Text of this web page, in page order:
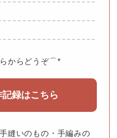
からどうぞ⌒*
録はこちら
縫いのもの・手編みの